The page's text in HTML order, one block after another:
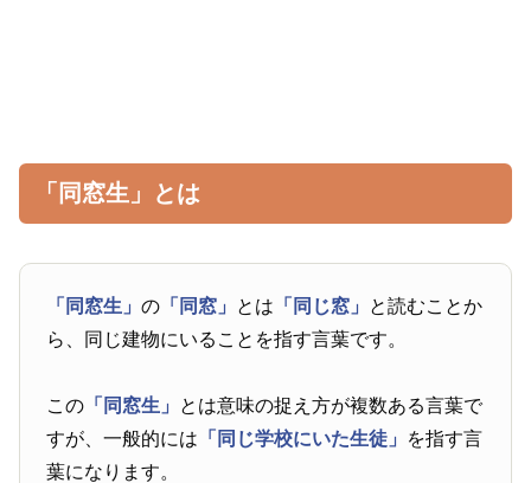
「同窓生」とは
「同窓生」の 「同窓」 とは 「同じ窓」 と読むことか
ら、同じ建物にいることを指す言葉です。
この 「同窓生」 とは意味の捉え方が複数ある言葉で
すが、一般的には 「同じ学校にいた生徒」 を指す言
葉になります。